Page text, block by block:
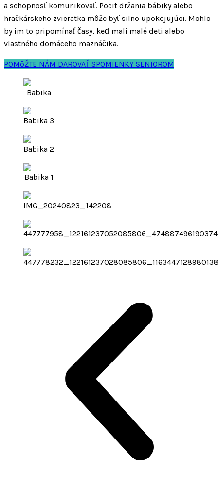
a schopnosť komunikovať. Pocit držania bábiky alebo
hračkárskeho zvieratka môže byť silno upokojujúci. Mohlo
by im to pripomínať časy, keď mali malé deti alebo
vlastného domáceho maznáčika.
POMôŽTE NÁM DAROVAŤ SPOMIENKY SENIOROM